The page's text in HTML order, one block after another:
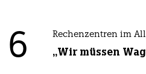
6 Rechenzentren im All
„Wir müssen